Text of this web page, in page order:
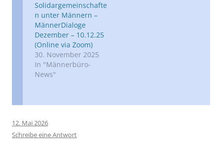
Solidargemeinschafte
n unter Männern –
MännerDialoge
Dezember – 10.12.25
(Online via Zoom)
30. November 2025
In "Männerbüro-
News"
12. Mai 2026
Schreibe eine Antwort